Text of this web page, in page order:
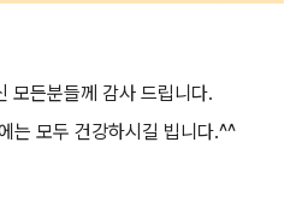
모든분들께 감사 드립니다.
는 모두 건강하시길 빕니다.^^